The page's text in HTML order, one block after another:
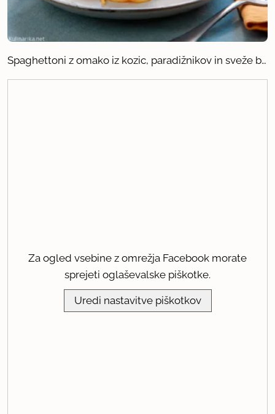
Spaghettoni z omako iz kozic, paradižnikov in sveže bazilike
Za ogled vsebine z omrežja Facebook morate
sprejeti oglaševalske piškotke.
Uredi nastavitve piškotkov